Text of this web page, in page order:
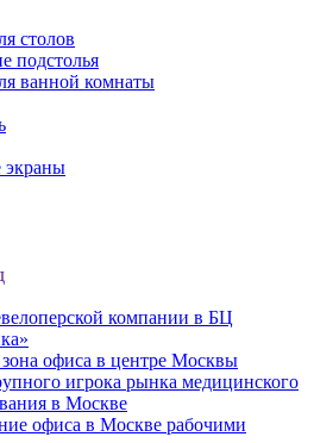
столов
подстолья
ванной комнаты
экраны
компании в БЦ
зона офиса в центре Москвы
игрока рынка медицинского
в Москве
офиса в Москве рабочими